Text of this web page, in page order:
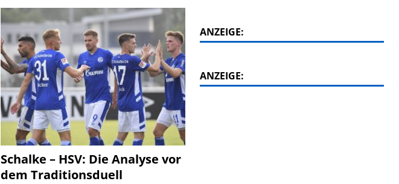
Schalke – HSV: Die Analyse vor
dem Traditionsduell
ANZEIGE:
ANZEIGE: